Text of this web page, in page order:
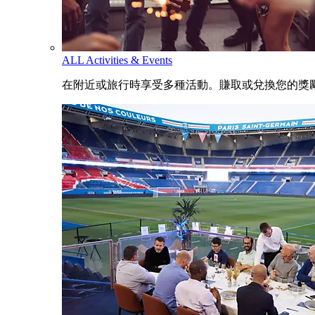
ALL Activities & Events
在附近或旅行時享受多種活動。賺取或兌換您的獎